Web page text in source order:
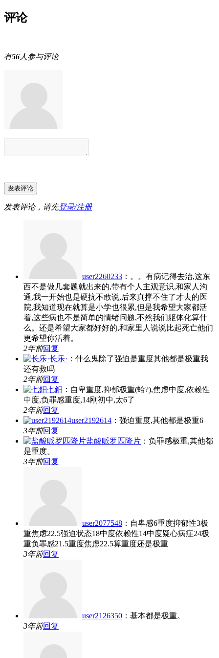
评论
有56 人参与评论
发表评论，请先登录/注册
user2260233 ：。。有病记得去治,这东
西不是做几套题就出来的,带有个人主观意识,和家人沟
通,我一开始也是硬抗不敢说,后来真撑不住了才去的医
院,我知道现在就算是小学也很累,但是我希望大家都活
着,这些病也不是简单的情绪问题,不然我们躯体化算什
么。还是希望大家都好好的,和家里人说说比起死亡他们
更希望你活着。
2年前回复
长乐· ：什么鬼除了强迫是重度其他都是极重我
还有救吗
2年前回复
七鈤 ：自卑重度,抑郁极重(蛤?),焦虑中度,依赖性
中度,负罪感重度,14刚初中,太6了
2年前回复
user2192614 ：强迫重度,其他都是极重6
3年前回复
盐酸哌罗匹隆片 ：负罪感极重,其他都
是重度。
3年前回复
user2077548 ：自卑感6重度抑郁性3极
重焦虑22.5强迫状态18中度依赖性14中度疑心病症24极
重负罪感21.5重度焦虑22.5算重度还是极重
3年前回复
user2126350 ：基本都是极重。
3年前回复